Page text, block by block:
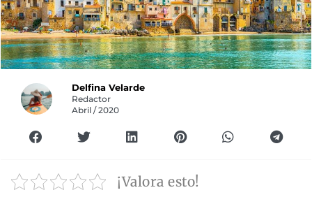
Delfina Velarde
Redactor
Abril / 2020
¡Valora esto!